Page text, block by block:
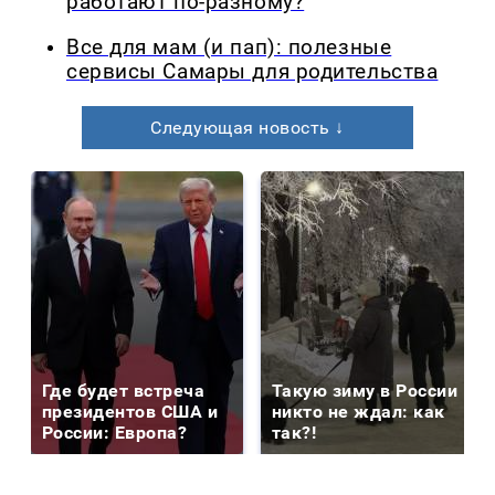
Все для мам (и пап): полезные
сервисы Самары для родительства
Следующая новость ↓
Где будет встреча
президентов США и
России: Европа?
Такую зиму в России
никто не ждал: как
так?!